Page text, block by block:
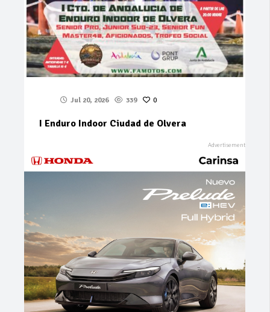
Jul 20, 2026 339 0
I Enduro Indoor Ciudad de Olvera